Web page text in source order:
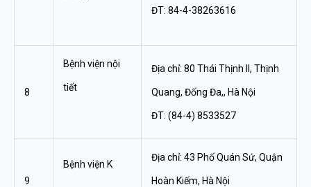
ĐT: 84-4-38263616
8
Bệnh viện nội
tiết
Địa chỉ: 80 Thái Thịnh II, Thịnh
Quang, Đống Đa,, Hà Nội
ĐT: (84-4) 8533527
9
Bệnh viện K
Địa chỉ: 43 Phố Quán Sứ, Quận
Hoàn Kiếm, Hà Nội